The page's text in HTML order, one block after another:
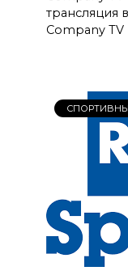
трансляция
Company